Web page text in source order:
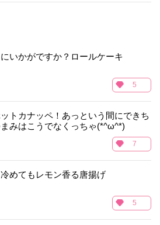
いかがですか？ロールケーキ
5
トカナッペ！あっという間にできち
みはこうでなくっちゃ(*^ω^*)
7
めてもレモン香る唐揚げ
5